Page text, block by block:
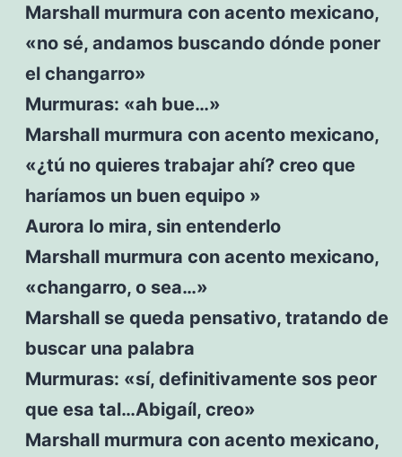
Marshall murmura con acento mexicano,
«no sé, andamos buscando dónde poner
el changarro»
Murmuras: «ah bue…»
Marshall murmura con acento mexicano,
«¿tú no quieres trabajar ahí? creo que
haríamos un buen equipo »
Aurora lo mira, sin entenderlo
Marshall murmura con acento mexicano,
«changarro, o sea…»
Marshall se queda pensativo, tratando de
buscar una palabra
Murmuras: «sí, definitivamente sos peor
que esa tal…Abigaíl, creo»
Marshall murmura con acento mexicano,